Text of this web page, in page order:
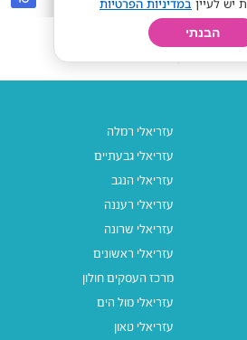
עזריאלי רמלה
עזריאלי גבעתיים
עזריאלי הנגב
עזריאלי רעננה
עזריאלי שרונה
עזריאלי ראשונים
מרכז העסקים חולון
עזריאלי מול הים
עזריאלי טאון